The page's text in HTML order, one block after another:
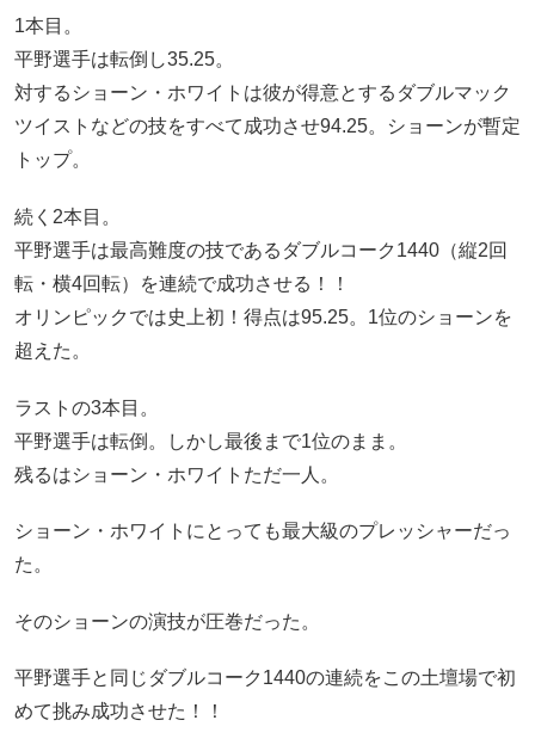
1本目。
平野選手は転倒し35.25。
対するショーン・ホワイトは彼が得意とするダブルマック
ツイストなどの技をすべて成功させ94.25。ショーンが暫定
トップ。
続く2本目。
平野選手は最高難度の技であるダブルコーク1440（縦2回
転・横4回転）を連続で成功させる！！
オリンピックでは史上初！得点は95.25。1位のショーンを
超えた。
ラストの3本目。
平野選手は転倒。しかし最後まで1位のまま。
残るはショーン・ホワイトただ一人。
ショーン・ホワイトにとっても最大級のプレッシャーだっ
た。
そのショーンの演技が圧巻だった。
平野選手と同じダブルコーク1440の連続をこの土壇場で初
めて挑み成功させた！！